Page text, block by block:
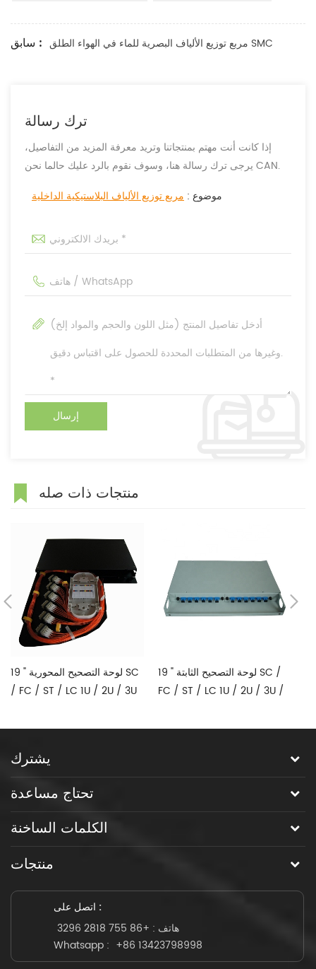
سابق : مربع توزيع الألياف البصرية للماء في الهواء الطلق SMC
ترك رسالة
إذا كانت أنت مهتم بمنتجاتنا وتريد معرفة المزيد من التفاصيل،
يرجى ترك رسالة هنا، وسوف نقوم بالرد عليك حالما نحن CAN.
موضوع : مربع توزيع الألياف البلاستيكية الداخلية
منتجات ذات صله
19 " لوحة التصحيح المحورية SC
/ FC / ST / LC 1U / 2U / 3U
144C
19 " لوحة التصحيح الثابتة SC /
FC / ST / LC 1U / 2U / 3U /
144C
يشترك
تحتاج مساعدة
الكلمات الساخنة
منتجات
اتصل على :
هاتف : +86 755 2818 3296
Whatsapp : +86 13423798998